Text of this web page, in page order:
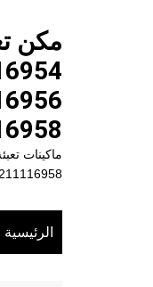
مكن
الرئيسية